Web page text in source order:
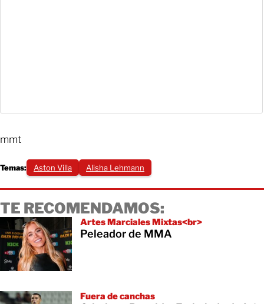
mmt
Temas: Aston Villa Alisha Lehmann
TE RECOMENDAMOS:
Artes Marciales Mixtas<br>
Peleador de MMA
Fuera de canchas